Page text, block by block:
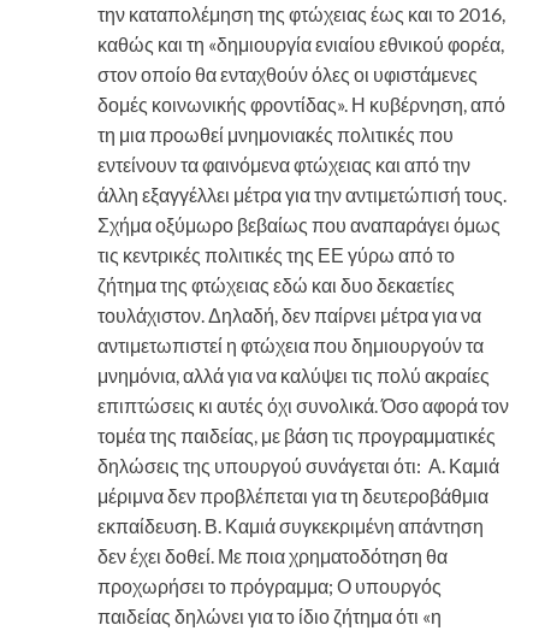
την καταπολέμηση της φτώχειας έως και το 2016,
καθώς και τη «δημιουργία ενιαίου εθνικού φορέα,
στον οποίο θα ενταχθούν όλες οι υφιστάμενες
δομές κοινωνικής φροντίδας». Η κυβέρνηση, από
τη μια προωθεί μνημονιακές πολιτικές που
εντείνουν τα φαινόμενα φτώχειας και από την
άλλη εξαγγέλλει μέτρα για την αντιμετώπισή τους.
Σχήμα οξύμωρο βεβαίως που αναπαράγει όμως
τις κεντρικές πολιτικές της ΕΕ γύρω από το
ζήτημα της φτώχειας εδώ και δυο δεκαετίες
τουλάχιστον. Δηλαδή, δεν παίρνει μέτρα για να
αντιμετωπιστεί η φτώχεια που δημιουργούν τα
μνημόνια, αλλά για να καλύψει τις πολύ ακραίες
επιπτώσεις κι αυτές όχι συνολικά. Όσο αφορά τον
τομέα της παιδείας, με βάση τις προγραμματικές
δηλώσεις της υπουργού συνάγεται ότι: Α. Καμιά
μέριμνα δεν προβλέπεται για τη δευτεροβάθμια
εκπαίδευση. Β. Καμιά συγκεκριμένη απάντηση
δεν έχει δοθεί. Με ποια χρηματοδότηση θα
προχωρήσει το πρόγραμμα; Ο υπουργός
παιδείας δηλώνει για το ίδιο ζήτημα ότι «η